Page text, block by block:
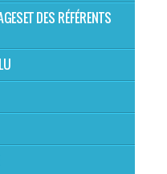
DES RÉFÉRENTS